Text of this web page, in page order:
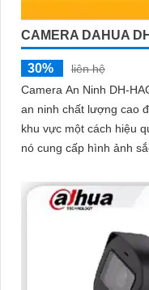
CAMERA DAHUA
30%
liên hệ
Camera An Ninh DH-
an ninh chất lượng cao
khu vực một cách hiệu quả. Với độ phân giải Full HD
nó cung cấp hình ảnh